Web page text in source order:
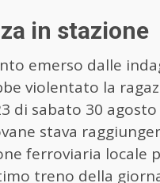
in stazione
emerso dalle
violentato la
di sabato 30 agosto
stava
ferroviaria locale
treno della